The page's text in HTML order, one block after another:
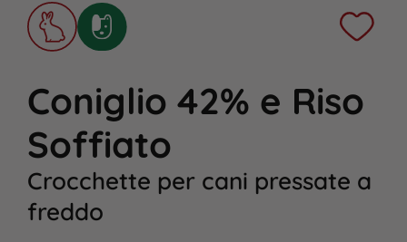
Coniglio 42% e Riso
Soffiato
Crocchette per cani pressate a
freddo